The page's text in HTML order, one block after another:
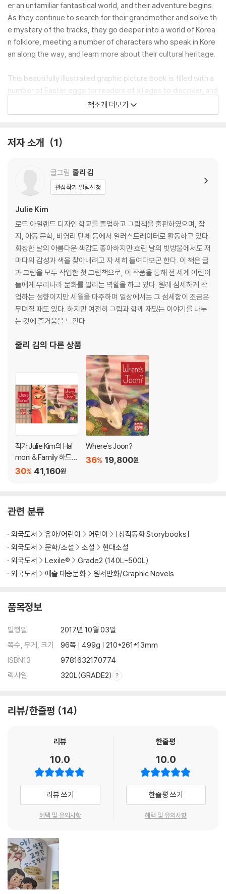
er an unfamiliar fantastical world, and their adventure begins.
As they continue to search for their grandmother and solve th
e mystery of the tracks, they go deeper into a world of Korea
n folklore, meeting a number of characters who speak in Kore
an along the way, and learn more about their cultural heritage.
This beautifully illustrated graphic picture book is filled with a
number of Easter eggs for readers of all ages to discover, and
is inspired by the Korean folktales that author and illustrator Ju
lie Kim heard while growing up. Translations to Korean text in t
ncluded at the end.
책소개 더보기
저자 소개 1
글그림 줄리 김
관심작가 알림신청
Julie Kim
로드 아일랜드 디자인 학교를 졸업하고 그림책을 출판하였으며, 잡
지, 아동 문학, 비영리 단체 등에서 일러스트레이터로 활동하고 있다.
화창한 날의 아름다운 색감도 좋아하지만 흐린 날의 빗방울에서도 저
마다의 감성과 색을 찾아내려고 자 세히 들여다보곤 한다. 이 책은 글
과 그림을 모두 작업한 첫 그림책으로, 이 작품을 통해 전 세계 어린이
들에게 우리나라 문화를 알리는 역할을 하고 있다. 원래 섬세하게 작
업하는 성향이지만 세월을 마주하며 일상에서는 그 섬세함이 조금은
무뎌질 때도 있다. 하지만 여전히 그림과 함께 재밌는 이야기를 나누
는 것에 즐거움을 느낀다.
줄리 김의 다른 상품
작가 Julie Kim의 Hal
moni & Family 하드커
버 2종 세트41,160원
30%
Where's Joon?
19,800원
36%
관련 분류
외국도서 유아/어린이 어린이
[창작동화 Storybooks]
외국도서
문학/소설 소설
현대소설
외국도서
Lexile®
Grade2 (140L-500L)
외국도서
예술 대중문화 원서만화/Graphic Novels
품목정보
발행일
2017년 10월 03일
쪽수, 무게, 크기
96쪽 | 499g | 210*261*13mm
ISBN13
9781632170774
렉사일
320L(GRADE2)
리뷰/한줄평 14
리뷰
10.0
리뷰 쓰기
혜택 및 유의사항
한줄평
10.0
한줄평 쓰기
혜택 및 유의사항